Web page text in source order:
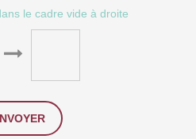
le cadre vide à droite